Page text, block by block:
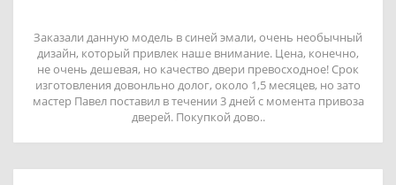
Заказали данную модель в синей эмали, очень необычный
дизайн, который привлек наше внимание. Цена, конечно,
не очень дешевая, но качество двери превосходное! Срок
изготовления довонльно долог, около 1,5 месяцев, но зато
мастер Павел поставил в течении 3 дней с момента привоза
дверей. Покупкой дово..